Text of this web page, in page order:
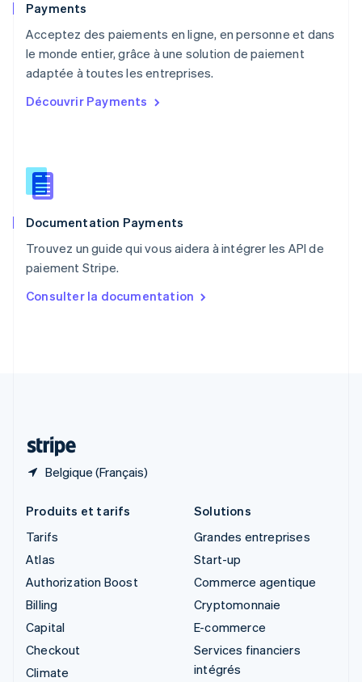
Payments
Acceptez des paiements en ligne, en personne et dans
le monde entier, grâce à une solution de paiement
adaptée à toutes les entreprises.
Découvrir Payments
Documentation Payments
Trouvez un guide qui vous aidera à intégrer les API de
paiement Stripe.
Consulter la documentation
Belgique (Français)
English
NederlandsEnglish
Pologne
English
PortuguêsEnglish
English
Roumanie
Royaume-Uni
Singapour
English 简体中文
English
Produits et tarifs
Tarifs
Atlas
Authorization Boost
Billing
Capital
Checkout
Climate
Solutions
Grandes entreprises
Start-up
Commerce agentique
Cryptomonnaie
E-commerce
Services financiers
intégrés